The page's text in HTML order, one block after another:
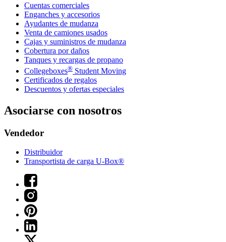
Cuentas comerciales
Enganches y accesorios
Ayudantes de mudanza
Venta de camiones usados
Cajas y suministros de mudanza
Cobertura por daños
Tanques y recargas de propano
Collegeboxes® Student Moving
Certificados de regalos
Descuentos y ofertas especiales
Asociarse con nosotros
Vendedor
Distribuidor
Transportista de carga U-Box®